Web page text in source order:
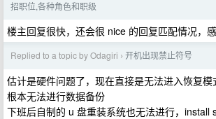
招职位,各种角色和职级
楼主回复很快，还会很 nice 的回复匹配情况，
Replied to a topic by Odagiri › 开机出现禁止符号
估计是硬件问题了，现在直接是无法进入恢复模
根本无法进行数据备份
下班后自制的 u 盘重装系统也无法进行，install